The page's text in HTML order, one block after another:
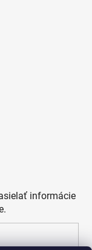
informácie